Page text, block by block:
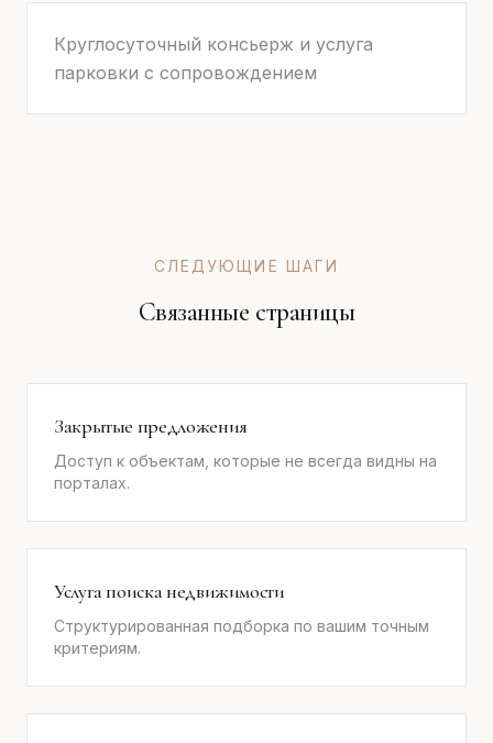
Круглосуточный консьерж и услуга
парковки с сопровождением
СЛЕДУЮЩИЕ ШАГИ
Связанные страницы
Закрытые предложения
Доступ к объектам, которые не всегда видны на
порталах.
Услуга поиска недвижимости
Структурированная подборка по вашим точным
критериям.